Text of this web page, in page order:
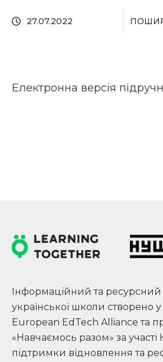
27.07.2022
Електронна версія
Інформаційний та ресурсний
української школи створено у
European EdTech Alliance та
«Навчаємось разом» за
підтримки відновлення та